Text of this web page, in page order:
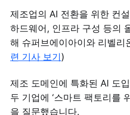
제조업의 AI 전환을 위한 컨
하드웨어, 인프라 구성 등의
해 슈퍼브에이아이와 리벨리
련 기사 보기)
제조 도메인에 특화된 AI 도
두 기업에 ‘스마트 팩토리를
을 질문했습니다.